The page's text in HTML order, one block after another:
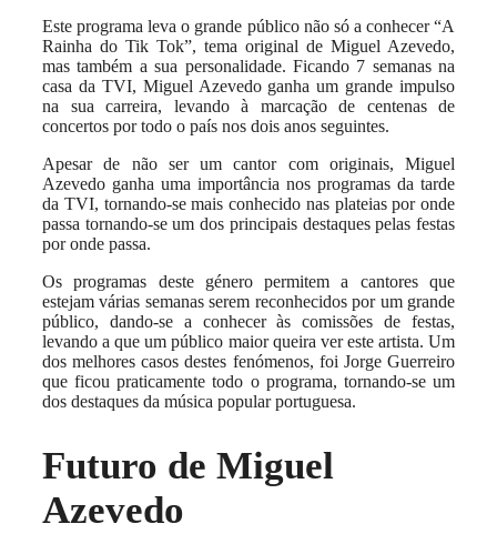
Este programa leva o grande público não só a conhecer “A
Rainha do Tik Tok”, tema original de Miguel Azevedo,
mas também a sua personalidade. Ficando 7 semanas na
casa da TVI, Miguel Azevedo ganha um grande impulso
na sua carreira, levando à marcação de centenas de
concertos por todo o país nos dois anos seguintes.
Apesar de não ser um cantor com originais, Miguel
Azevedo ganha uma importância nos programas da tarde
da TVI, tornando-se mais conhecido nas plateias por onde
passa tornando-se um dos principais destaques pelas festas
por onde passa.
Os programas deste género permitem a cantores que
estejam várias semanas serem reconhecidos por um grande
público, dando-se a conhecer às comissões de festas,
levando a que um público maior queira ver este artista. Um
dos melhores casos destes fenómenos, foi Jorge Guerreiro
que ficou praticamente todo o programa, tornando-se um
dos destaques da música popular portuguesa.
Futuro de Miguel
Azevedo